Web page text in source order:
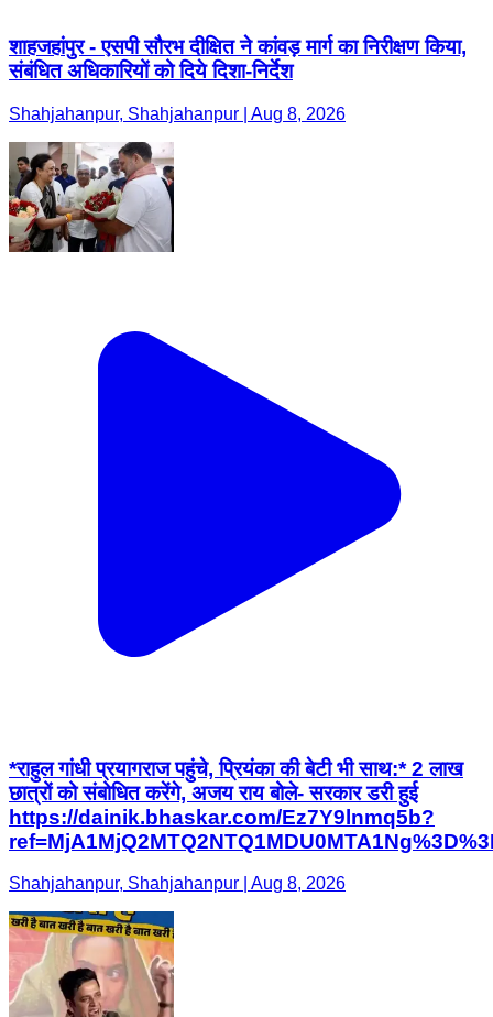
शाहजहांपुर - एसपी सौरभ दीक्षित ने कांवड़ मार्ग का निरीक्षण किया,
संबंधित अधिकारियों को दिये दिशा-निर्देश
Shahjahanpur, Shahjahanpur | Aug 8, 2026
*राहुल गांधी प्रयागराज पहुंचे, प्रियंका की बेटी भी साथ:* 2 लाख
छात्रों को संबोधित करेंगे, अजय राय बोले- सरकार डरी हुई
https://dainik.bhaskar.com/Ez7Y9lnmq5b?
Shahjahanpur, Shahjahanpur | Aug 8, 2026